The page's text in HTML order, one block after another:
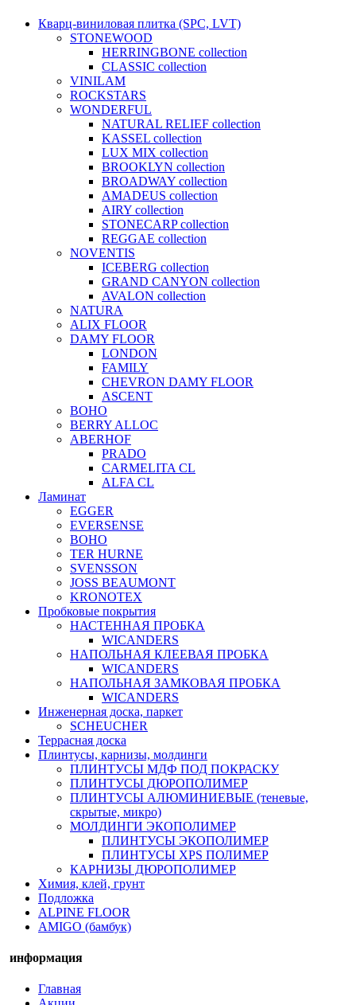
Кварц-виниловая плитка (SPC, LVT)
STONEWOOD
HERRINGBONE collection
CLASSIC collection
VINILAM
ROCKSTARS
WONDERFUL
NATURAL RELIEF collection
KASSEL collection
LUX MIX collection
BROOKLYN collection
BROADWAY collection
AMADEUS collection
AIRY collection
STONECARP collection
REGGAE collection
NOVENTIS
ICEBERG collection
GRAND CANYON collection
AVALON collection
NATURA
ALIX FLOOR
DAMY FLOOR
LONDON
FAMILY
CHEVRON DAMY FLOOR
ASCENT
BOHO
BERRY ALLOC
ABERHOF
PRADO
CARMELITA CL
ALFA CL
Ламинат
EGGER
EVERSENSE
BOHO
TER HURNE
SVENSSON
JOSS BEAUMONT
KRONOTEX
Пробковые покрытия
НАСТЕННАЯ ПРОБКА
WICANDERS
НАПОЛЬНАЯ КЛЕЕВАЯ ПРОБКА
WICANDERS
НАПОЛЬНАЯ ЗАМКОВАЯ ПРОБКА
WICANDERS
Инженерная доска, паркет
SCHEUCHER
Террасная доска
Плинтусы, карнизы, молдинги
ПЛИНТУСЫ МДФ ПОД ПОКРАСКУ
ПЛИНТУСЫ ДЮРОПОЛИМЕР
ПЛИНТУСЫ АЛЮМИНИЕВЫЕ (теневые,
скрытые, микро)
МОЛДИНГИ ЭКОПОЛИМЕР
ПЛИНТУСЫ ЭКОПОЛИМЕР
ПЛИНТУСЫ XPS ПОЛИМЕР
КАРНИЗЫ ДЮРОПОЛИМЕР
Химия, клей, грунт
Подложка
ALPINE FLOOR
AMIGO (бамбук)
информация
Главная